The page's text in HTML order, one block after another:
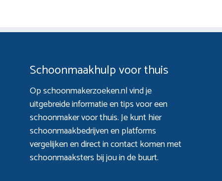
Schoonmaakhulp voor thuis
Op schoonmakerzoeken.nl vind je
uitgebreide informatie en tips voor een
schoonmaker voor thuis. Je kunt hier
schoonmaakbedrijven en platforms
vergelijken en direct in contact komen met
schoonmaaksters bij jou in de buurt.